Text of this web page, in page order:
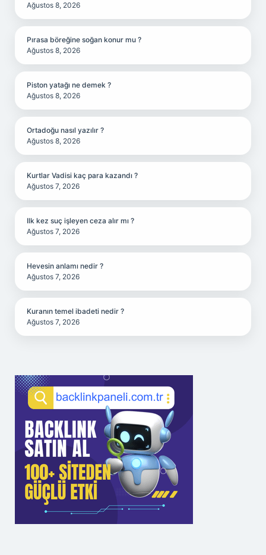
Ağustos 8, 2026
Pırasa böreğine soğan konur mu ?
Ağustos 8, 2026
Piston yatağı ne demek ?
Ağustos 8, 2026
Ortadoğu nasıl yazılır ?
Ağustos 8, 2026
Kurtlar Vadisi kaç para kazandı ?
Ağustos 7, 2026
Ilk kez suç işleyen ceza alır mı ?
Ağustos 7, 2026
Hevesin anlamı nedir ?
Ağustos 7, 2026
Kuranın temel ibadeti nedir ?
Ağustos 7, 2026